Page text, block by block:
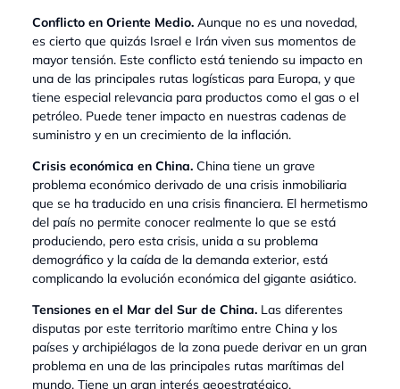
Conflicto en Oriente Medio. Aunque no es una novedad,
es cierto que quizás Israel e Irán viven sus momentos de
mayor tensión. Este conflicto está teniendo su impacto en
una de las principales rutas logísticas para Europa, y que
tiene especial relevancia para productos como el gas o el
petróleo. Puede tener impacto en nuestras cadenas de
suministro y en un crecimiento de la inflación.
Crisis económica en China. China tiene un grave
problema económico derivado de una crisis inmobiliaria
que se ha traducido en una crisis financiera. El hermetismo
del país no permite conocer realmente lo que se está
produciendo, pero esta crisis, unida a su problema
demográfico y la caída de la demanda exterior, está
complicando la evolución económica del gigante asiático.
Tensiones en el Mar del Sur de China. Las diferentes
disputas por este territorio marítimo entre China y los
países y archipiélagos de la zona puede derivar en un gran
problema en una de las principales rutas marítimas del
mundo. Tiene un gran interés geoestratégico.